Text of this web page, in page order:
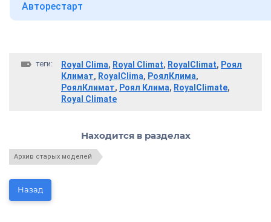
Авторестарт
теги: Royal Clima, Royal Climat, RoyalClimat, Роял
Климат, RoyalClima, РоялКлима,
РоялКлимат, Роял Клима, RoyalClimate,
Royal Climate
Находится в разделах
Архив старых моделей
Назад